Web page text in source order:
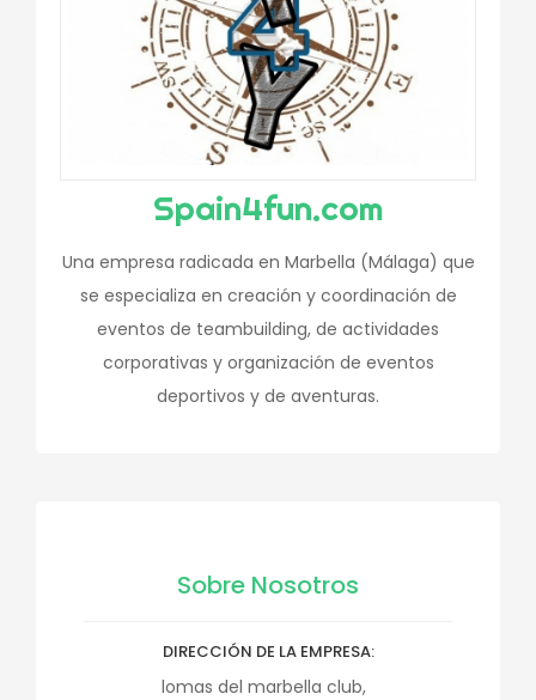
Spain4fun.com
Una empresa radicada en Marbella (Málaga) que
se especializa en creación y coordinación de
eventos de teambuilding, de actividades
corporativas y organización de eventos
deportivos y de aventuras.
Sobre Nosotros
DIRECCIÓN DE LA EMPRESA
lomas del marbella club,